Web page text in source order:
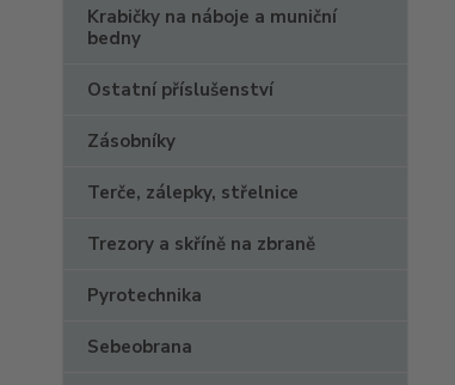
Krabičky na náboje a muniční
bedny
Ostatní příslušenství
Zásobníky
Terče, zálepky, střelnice
Trezory a skříně na zbraně
Pyrotechnika
Sebeobrana